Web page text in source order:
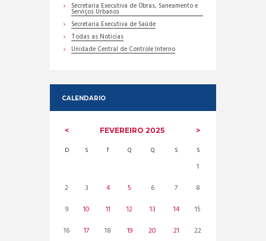
Secretaria Executiva de Obras, Saneamento e
Serviços Urbanos
Secretaria Executiva de Saúde
Todas as Noticias
Unidade Central de Controle Interno
CALENDARIO
FEVEREIRO 2025
D S T Q Q S S
1
2
3 4 5 6 7
8
9
10 11 12 13 14
15
16
17 18 19 20 21 22